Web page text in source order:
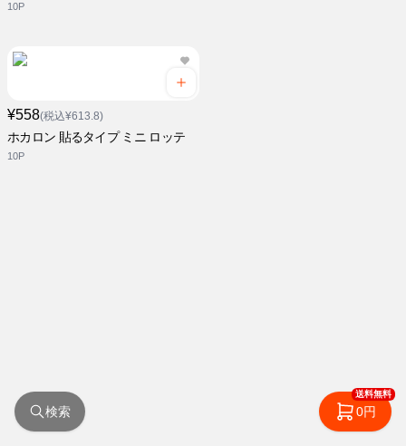
10P
¥558(税込¥613.8)
ホカロン 貼るタイプ ミニ ロッテ
10P
検索
送料無料
0円